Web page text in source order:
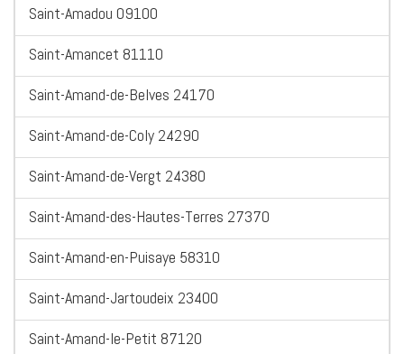
Saint-Amadou 09100
Saint-Amancet 81110
Saint-Amand-de-Belves 24170
Saint-Amand-de-Coly 24290
Saint-Amand-de-Vergt 24380
Saint-Amand-des-Hautes-Terres 27370
Saint-Amand-en-Puisaye 58310
Saint-Amand-Jartoudeix 23400
Saint-Amand-le-Petit 87120